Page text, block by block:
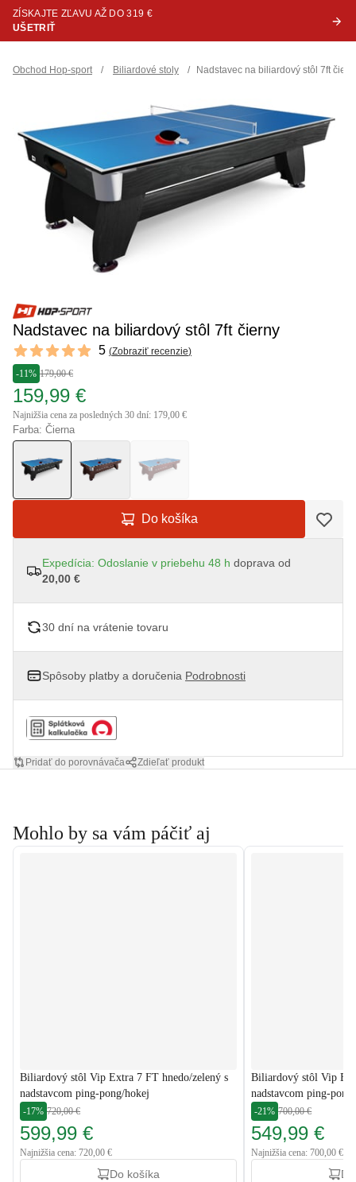
ZÍSKAJTE ZĽAVU AŽ DO 319 €
UŠETRIŤ
Obchod Hop-sport / Biliardové stoly / Nadstavec na biliardový stôl 7ft
Nadstavec na biliardový stôl 7ft čierny
Reviews
5 out of 5 stars 5 (Zobraziť recenzie)
-11% 179,00 €
159,99 €
Najnižšia cena za posledných 30 dní: 179,00 €
Farba: Čierna
Do košíka
Expedícia: Odoslanie v priebehu 48 h doprava od
20,00 €
30 dní na vrátenie tovaru
Spôsoby platby a doručenia Podrobnosti
Pridať do porovnávača Zdieľať produkt
Mohlo by sa vám páčiť aj
Biliardový stôl Vip Extra 7 FT hnedo/zelený s
nadstavcom ping-pong/hokej
-17% 720,00 €
599,99 €
Najnižšia cena: 720,00 €
Do košíka
Biliardový stôl Vip
nadstavcom ping-
-21% 700,00 €
549,99 €
Najnižšia cena: 700,00 €